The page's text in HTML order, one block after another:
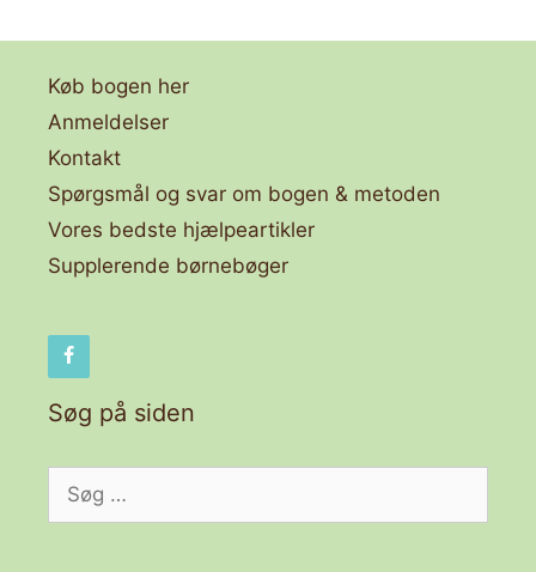
Køb bogen her
Anmeldelser
Kontakt
Spørgsmål og svar om bogen & metoden
Vores bedste hjælpeartikler
Supplerende børnebøger
Søg på siden
efter: